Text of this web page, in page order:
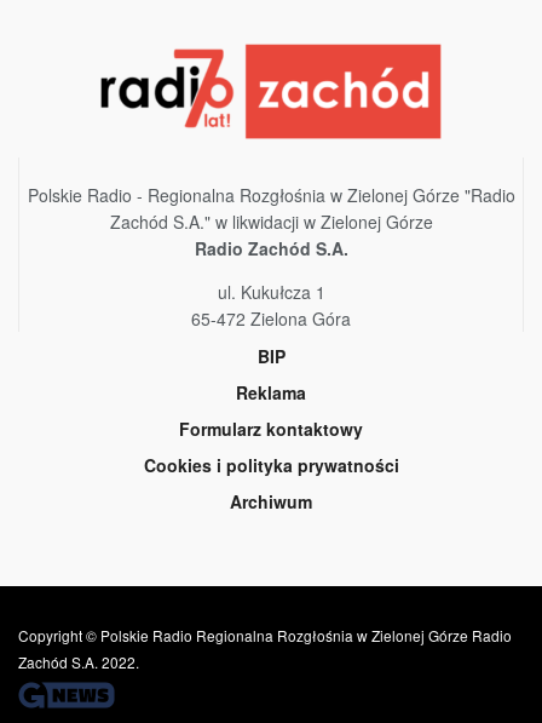
Polskie Radio - Regionalna Rozgłośnia w Zielonej Górze "Radio
Zachód S.A." w likwidacji w Zielonej Górze
Radio Zachód S.A.
ul. Kukułcza 1
65-472 Zielona Góra
BIP
Reklama
Formularz kontaktowy
Cookies i polityka prywatności
Archiwum
Copyright © Polskie Radio Regionalna Rozgłośnia w Zielonej Górze Radio
Zachód S.A. 2022.